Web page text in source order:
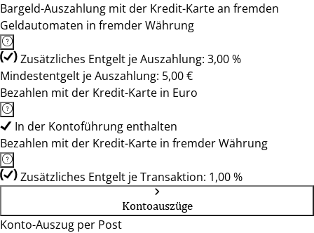
Bargeld-Auszahlung mit der Kredit-Karte an fremden
Geldautomaten in fremder Währung
Zusätzliches Entgelt je Auszahlung: 3,00 %
Mindestentgelt je Auszahlung: 5,00 €
Bezahlen mit der Kredit-Karte in Euro
In der Kontoführung enthalten
Bezahlen mit der Kredit-Karte in fremder Währung
Zusätzliches Entgelt je Transaktion: 1,00 %
Kontoauszüge
Konto-Auszug per Post